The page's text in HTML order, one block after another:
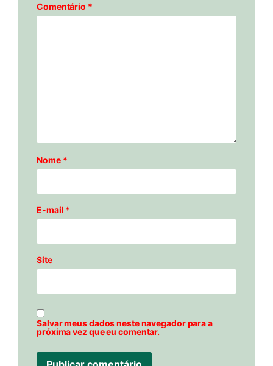
Comentário *
Nome *
E-mail *
Site
Salvar meus dados neste navegador para a
próxima vez que eu comentar.